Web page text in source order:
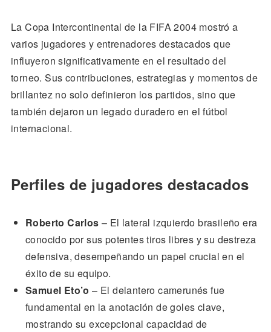
La Copa Intercontinental de la FIFA 2004 mostró a
varios jugadores y entrenadores destacados que
influyeron significativamente en el resultado del
torneo. Sus contribuciones, estrategias y momentos de
brillantez no solo definieron los partidos, sino que
también dejaron un legado duradero en el fútbol
internacional.
Perfiles de jugadores destacados
Roberto Carlos – El lateral izquierdo brasileño era
conocido por sus potentes tiros libres y su destreza
defensiva, desempeñando un papel crucial en el
éxito de su equipo.
Samuel Eto’o – El delantero camerunés fue
fundamental en la anotación de goles clave,
mostrando su excepcional capacidad de